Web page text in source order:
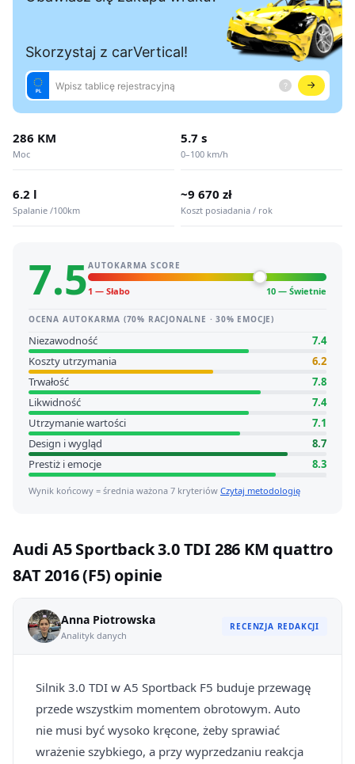
286 KM
Moc
5.7 s
0–100 km/h
6.2 l
Spalanie /100km
~9 670 zł
Koszt posiadania / rok
7.5AUTOKARMA SCORE
1 — Słabo 10 — Świetnie
OCENA AUTOKARMA (70% RACJONALNE · 30% EMOCJE)
Niezawodność
7.4
Koszty utrzymania
6.2
Trwałość
7.8
Likwidność
7.4
Utrzymanie wartości
7.1
Design i wygląd
8.7
Prestiż i emocje
8.3
Wynik końcowy = średnia ważona 7 kryteriów Czytaj metodologię
Audi A5 Sportback 3.0 TDI 286 KM quattro
8AT 2016 (F5) opinie
Anna Piotrowska
Analityk danych
RECENZJA REDAKCJI
Silnik 3.0 TDI w A5 Sportback F5 buduje przewagę
przede wszystkim momentem obrotowym. Auto
nie musi być wysoko kręcone, żeby sprawiać
wrażenie szybkiego, a przy wyprzedzaniu reakcja